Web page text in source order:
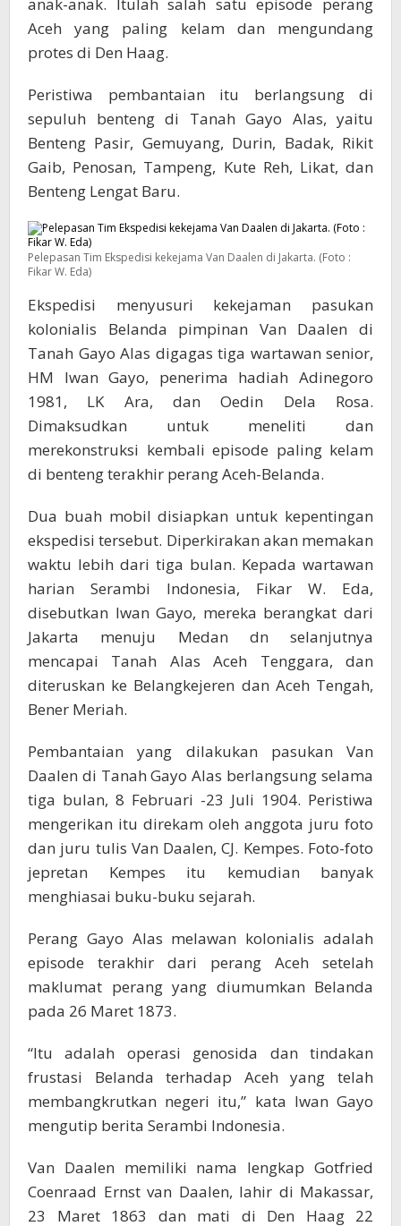
Aceh yang paling kelam dan mengundang
protes di Den Haag.
Peristiwa pembantaian itu berlangsung di
sepuluh benteng di Tanah Gayo Alas, yaitu
Benteng Pasir, Gemuyang, Durin, Badak, Rikit
Gaib, Penosan, Tampeng, Kute Reh, Likat, dan
Benteng Lengat Baru.
Pelepasan Tim Ekspedisi kekejama Van Daalen di Jakarta. (Foto :
Fikar W. Eda)
Ekspedisi menyusuri kekejaman pasukan
kolonialis Belanda pimpinan Van Daalen di
Tanah Gayo Alas digagas tiga wartawan senior,
HM Iwan Gayo, penerima hadiah Adinegoro
1981, LK Ara, dan Oedin Dela Rosa.
Dimaksudkan untuk meneliti dan
merekonstruksi kembali episode paling kelam
di benteng terakhir perang Aceh-Belanda.
Dua buah mobil disiapkan untuk kepentingan
ekspedisi tersebut. Diperkirakan akan memakan
waktu lebih dari tiga bulan. Kepada wartawan
harian Serambi Indonesia, Fikar W. Eda,
disebutkan Iwan Gayo, mereka berangkat dari
Jakarta menuju Medan dn selanjutnya
mencapai Tanah Alas Aceh Tenggara, dan
diteruskan ke Belangkejeren dan Aceh Tengah,
Bener Meriah.
Pembantaian yang dilakukan pasukan Van
Daalen di Tanah Gayo Alas berlangsung selama
tiga bulan, 8 Februari -23 Juli 1904. Peristiwa
mengerikan itu direkam oleh anggota juru foto
dan juru tulis Van Daalen, CJ. Kempes. Foto-foto
jepretan Kempes itu kemudian banyak
menghiasai buku-buku sejarah.
Perang Gayo Alas melawan kolonialis adalah
episode terakhir dari perang Aceh setelah
maklumat perang yang diumumkan Belanda
pada 26 Maret 1873.
“Itu adalah operasi genosida dan tindakan
frustasi Belanda terhadap Aceh yang telah
membangkrutkan negeri itu,” kata Iwan Gayo
mengutip berita Serambi Indonesia.
Van Daalen memiliki nama lengkap Gotfried
Coenraad Ernst van Daalen, lahir di Makassar,
23 Maret 1863 dan mati di Den Haag 22